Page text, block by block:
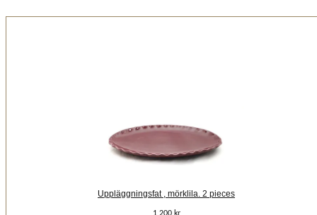
Uppläggningsfat , mörklila. 2 pieces
1 200 kr